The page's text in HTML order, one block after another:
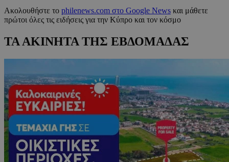
Ακολουθήστε το philenews.com στο Google News και μάθετε
πρώτοι όλες τις ειδήσεις για την Κύπρο και τον κόσμο
ΤΑ ΑΚΙΝΗΤΑ ΤΗΣ ΕΒΔΟΜΑΔΑΣ